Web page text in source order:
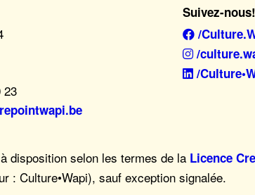
23
Suivez-nous!
/
/
/
disposition selon les termes de la Licence
: Culture•Wapi), sauf exception signalée.